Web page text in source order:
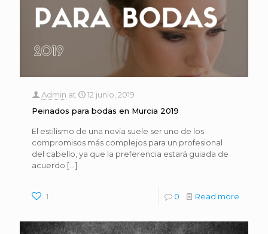
Admin at
12 junio, 2019
Peinados para bodas en Murcia 2019
El estilismo de una novia suele ser uno de los
compromisos más complejos para un profesional
del cabello, ya que la preferencia estará guiada de
acuerdo […]
1 0 Read more